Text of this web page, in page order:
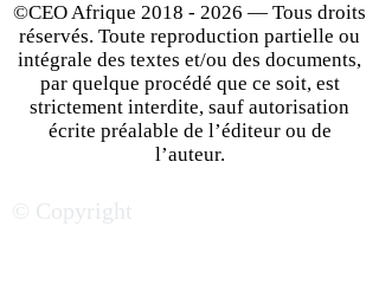
Le Togo fait les yeux doux
étrangers
©CEO Afrique 2018 - 2026 — Tous droits
réservés. Toute reproduction partielle ou
intégrale des textes et/ou des documents,
par quelque procédé que ce soit, est
strictement interdite, sauf autorisation
écrite préalable de l’éditeur ou de
l’auteur.
© Copyright